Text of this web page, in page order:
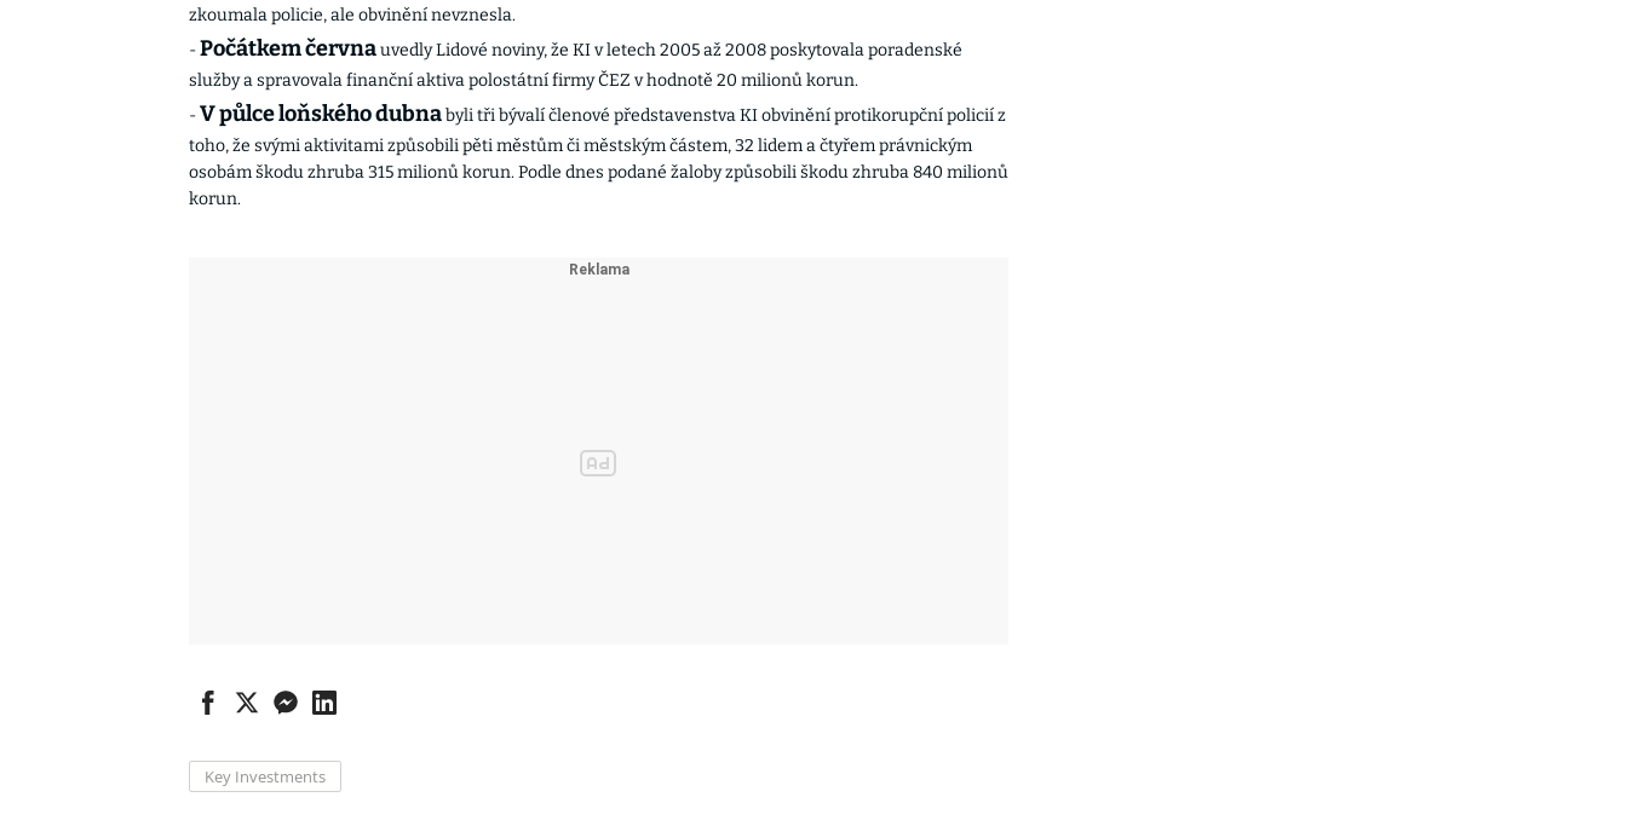
zkoumala policie, ale obvinění nevznesla.
-Počátkem červnauvedly Lidové noviny, že KI v letech 2005 až 2008 poskytovala poradenské
služby a spravovala finanční aktiva polostátní firmy ČEZ v hodnotě 20 milionů korun.
-V půlce loňského dubnabyli tři bývalí členové představenstva KI obvinění protikorupční policií z
toho, že svými aktivitami způsobili pěti městům či městským částem, 32 lidem a čtyřem právnickým
osobám škodu zhruba 315 milionů korun. Podle dnes podané žaloby způsobili škodu zhruba 840 milionů
korun.
Key Investments